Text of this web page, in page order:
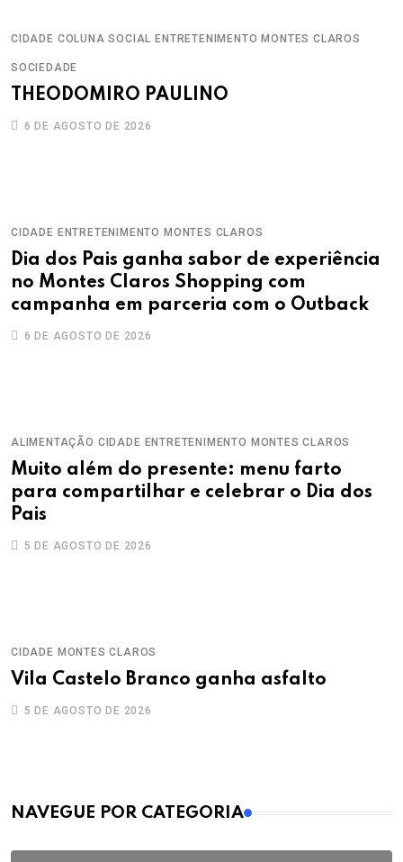
CIDADE COLUNA SOCIAL ENTRETENIMENTO MONTES CLAROS
SOCIEDADE
THEODOMIRO PAULINO
6 DE AGOSTO DE 2026
CIDADE ENTRETENIMENTO MONTES CLAROS
Dia dos Pais ganha sabor de experiência
no Montes Claros Shopping com
campanha em parceria com o Outback
6 DE AGOSTO DE 2026
ALIMENTAÇÃO CIDADE ENTRETENIMENTO MONTES CLAROS
Muito além do presente: menu farto
para compartilhar e celebrar o Dia dos
Pais
5 DE AGOSTO DE 2026
CIDADE MONTES CLAROS
Vila Castelo Branco ganha asfalto
5 DE AGOSTO DE 2026
MAIS VISTOS
NAVEGUE POR CATEGORIA